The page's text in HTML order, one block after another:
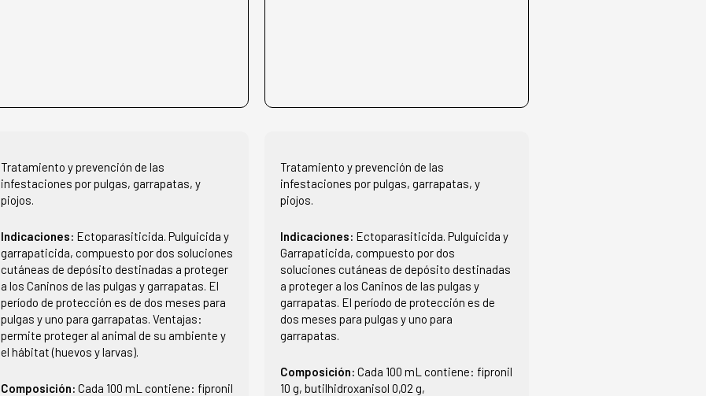
Tratamiento y prevención de las
infestaciones por pulgas, garrapatas, y
piojos.
Indicaciones: Ectoparasiticida. Pulguicida y
garrapaticida, compuesto por dos soluciones
cutáneas de depósito destinadas a proteger
a los Caninos de las pulgas y garrapatas. El
período de protección es de dos meses para
pulgas y uno para garrapatas. Ventajas:
permite proteger al animal de su ambiente y
el hábitat (huevos y larvas).
Composición: Cada 100 mL contiene: fipronil
Tratamiento y prevención de las
infestaciones por pulgas, garrapatas, y
piojos.
Indicaciones: Ectoparasiticida. Pulguicida y
Garrapaticida, compuesto por dos
soluciones cutáneas de depósito destinadas
a proteger a los Caninos de las pulgas y
garrapatas. El período de protección es de
dos meses para pulgas y uno para
garrapatas.
Composición:Cada 100 mL contiene: fipronil
10 g, butilhidroxanisol 0,02 g,